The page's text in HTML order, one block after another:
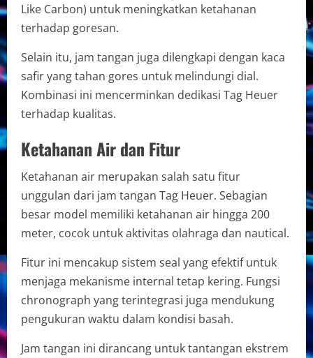
Like Carbon) untuk meningkatkan ketahanan
terhadap goresan.
Selain itu, jam tangan juga dilengkapi dengan kaca
safir yang tahan gores untuk melindungi dial.
Kombinasi ini mencerminkan dedikasi Tag Heuer
terhadap kualitas.
Ketahanan Air dan Fitur
Ketahanan air merupakan salah satu fitur
unggulan dari jam tangan Tag Heuer. Sebagian
besar model memiliki ketahanan air hingga 200
meter, cocok untuk aktivitas olahraga dan nautical.
Fitur ini mencakup sistem seal yang efektif untuk
menjaga mekanisme internal tetap kering. Fungsi
chronograph yang terintegrasi juga mendukung
pengukuran waktu dalam kondisi basah.
Jam tangan ini dirancang untuk tantangan ekstrem